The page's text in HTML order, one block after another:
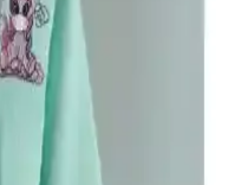
kumaş yapısı, kullanım
karşılaştırma.
Happy Bornoz
Sizin İçin